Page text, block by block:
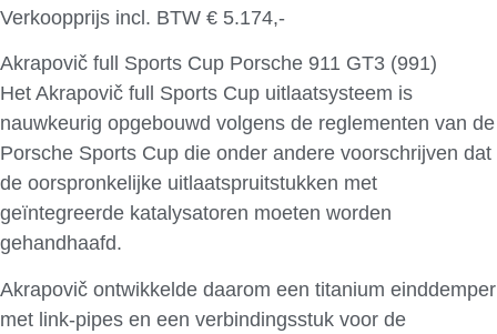
Verkoopprijs incl. BTW € 5.174,-
Akrapovič full Sports Cup Porsche 911 GT3 (991)
Het Akrapovič full Sports Cup uitlaatsysteem is
nauwkeurig opgebouwd volgens de reglementen van de
Porsche Sports Cup die onder andere voorschrijven dat
de oorspronkelijke uitlaatspruitstukken met
geïntegreerde katalysatoren moeten worden
gehandhaafd.
Akrapovič ontwikkelde daarom een titanium einddemper
met link-pipes en een verbindingsstuk voor de